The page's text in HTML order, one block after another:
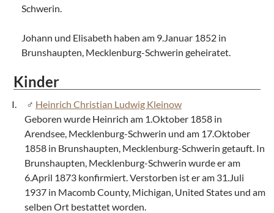
Schwerin.
Johann und Elisabeth haben am 9.Januar 1852 in
Brunshaupten, Mecklenburg-Schwerin geheiratet.
Kinder
Heinrich Christian Ludwig Kleinow
Geboren wurde Heinrich am 1.Oktober 1858 in
Arendsee, Mecklenburg-Schwerin und am 17.Oktober
1858 in Brunshaupten, Mecklenburg-Schwerin getauft. In
Brunshaupten, Mecklenburg-Schwerin wurde er am
6.April 1873 konfirmiert. Verstorben ist er am 31.Juli
1937 in Macomb County, Michigan, United States und am
selben Ort bestattet worden.